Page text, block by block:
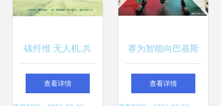
碳纤维 无人机,共
建轻量化与智能化
查看详情
赛为智能向巴基斯
坦捐赠防疫灭蝗无
查看详情